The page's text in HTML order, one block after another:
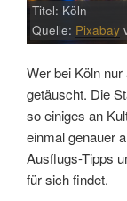
Titel: Köln
Quelle: Pixabay
Wer bei Köln
getäuscht. Die
so einiges an
einmal genauer
Ausflugs-Tipps
für sich findet.